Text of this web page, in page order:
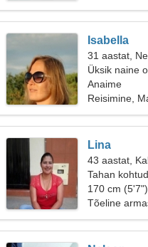
Isabella
31 aastat,
Üksik naine
Anaime
Reisimine,
Lina
43 aastat,
Tahan
170 cm
Tõeline